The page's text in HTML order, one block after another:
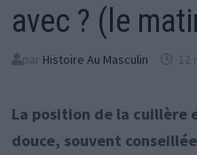
avec ? (le
par Histoire Au Masculin 12
La position de la cuillère
douce, souvent